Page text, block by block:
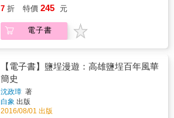
陳景蘭洋樓‧陳清吉洋樓‧陳詩吟洋樓‧ ‧花宅聚落‧
乾益堂中藥行‧澎湖開拓館‧小島家 Brunch +
Backpacker‧ ‧芹壁聚落‧刺鳥咖啡書店 台灣特色
老屋── ‧文魚走馬‧瓦豆光田‧萬華林宅‧辛志平與
工坊‧書集喜室‧萊兒費可‧太平老街‧斗六行啟紀
念館‧老屋町‧ ‧萬國戲院‧獄政博物館‧清木屋‧黎媽
的家‧十鼓仁糖文創園區‧ ‧同‧居 With Inn Hostel‧
設治紀念館‧阿之寶‧
片風格繪製的建築物圖像，充滿手工感的人文
在美國攻讀博士學位的研究生為主，但學會會
員的台灣共識，卻凝聚了學會知性和感性的集
體力量。 & 本書以鮮活的主題，串起北美台灣
者的學思歷程和著述成果，探討台灣研究在知
識社群的定位，也深入反省社會運動和學術運
動的關係，不但為歷史留下記錄，也為後生提
供典範。
7 折 特價 245 元
電子書
【電子書】鹽埕漫遊：高雄鹽埕百年風華
簡史
沈政璋 著
白象 出版
2016/08/01 出版